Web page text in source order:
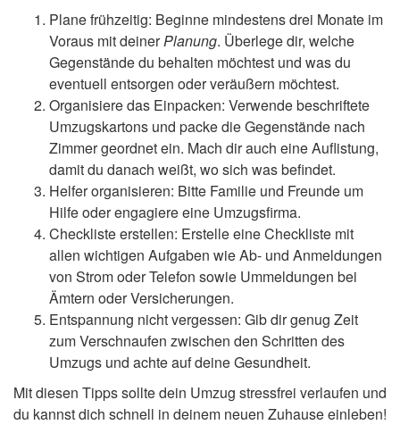
Plane frühzeitig: Beginne mindestens drei Monate im
Voraus mit deinerPlanung. Überlege dir, welche
Gegenstände du behalten möchtest und was du
eventuell entsorgen oder veräußern möchtest.
Organisiere das Einpacken: Verwende beschriftete
Umzugskartons und packe die Gegenstände nach
Zimmer geordnet ein. Mach dir auch eine Auflistung,
damit du danach weißt, wo sich was befindet.
Helfer organisieren: Bitte Familie und Freunde um
Hilfe oder engagiere eine Umzugsfirma.
Checkliste erstellen: Erstelle eine Checkliste mit
allen wichtigen Aufgaben wie Ab- und Anmeldungen
von Strom oder Telefon sowie Ummeldungen bei
Ämtern oder Versicherungen.
Entspannung nicht vergessen: Gib dir genug Zeit
zum Verschnaufen zwischen den Schritten des
Umzugs und achte auf deine Gesundheit.
Mit diesen Tipps sollte dein Umzug stressfrei verlaufen und
du kannst dich schnell in deinem neuen Zuhause einleben!